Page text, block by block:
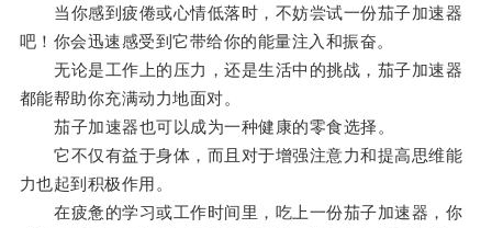
当你感到疲倦或心情低落时，不妨尝试一份茄子加速器
吧！你会迅速感受到它带给你的能量注入和振奋。
无论是工作上的压力，还是生活中的挑战，茄子加速器
都能帮助你充满动力地面对。
茄子加速器也可以成为一种健康的零食选择。
它不仅有益于身体，而且对于增强注意力和提高思维能
力也起到积极作用。
在疲惫的学习或工作时间里，吃上一份茄子加速器，你